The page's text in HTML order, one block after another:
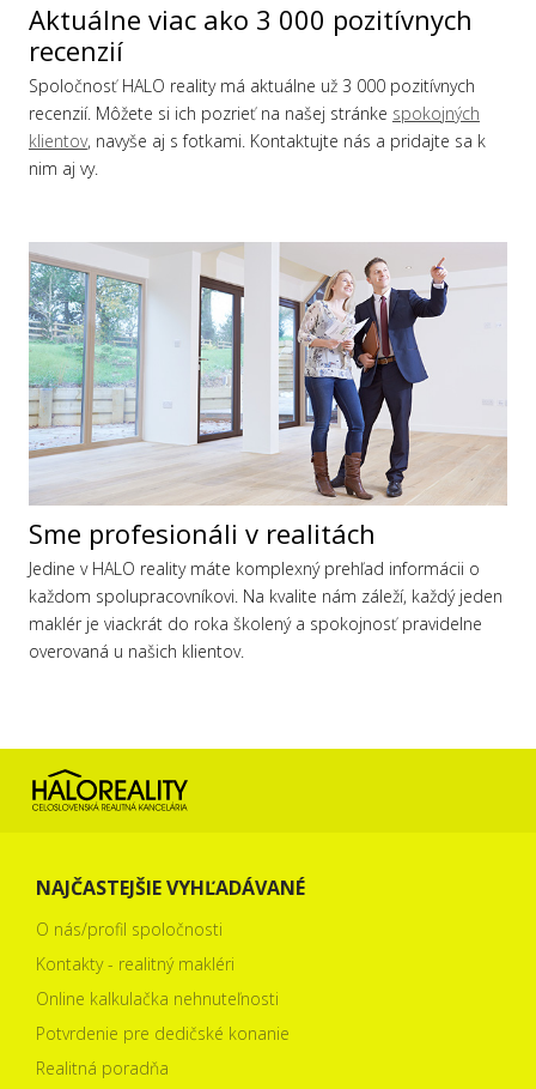
Aktuálne viac ako 3 000 pozitívnych
recenzií
Spoločnosť HALO reality má aktuálne už 3 000 pozitívnych
recenzií. Môžete si ich pozrieť na našej stránke spokojných
klientov, navyše aj s fotkami. Kontaktujte nás a pridajte sa k
nim aj vy.
Sme profesionáli v realitách
Jedine v HALO reality máte komplexný prehľad informácii o
každom spolupracovníkovi. Na kvalite nám záleží, každý jeden
maklér je viackrát do roka školený a spokojnosť pravidelne
overovaná u našich klientov.
NAJČASTEJŠIE VYHĽADÁVANÉ
O nás/profil spoločnosti
Kontakty - realitný makléri
Online kalkulačka nehnuteľnosti
Potvrdenie pre dedičské konanie
Realitná poradňa